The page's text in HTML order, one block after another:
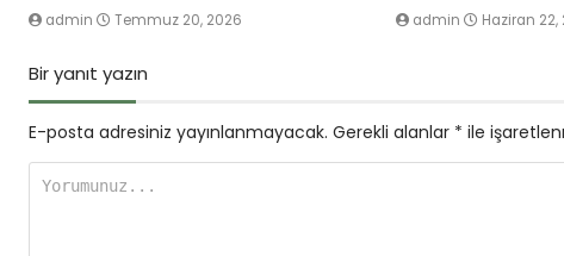
admin Temmuz 20, 2026 admin Haziran 22,
Bir yanıt yazın
E-posta adresiniz yayınlanmayacak. Gerekli alanlar * ile